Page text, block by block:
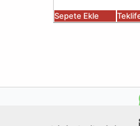
Sepete Ekle